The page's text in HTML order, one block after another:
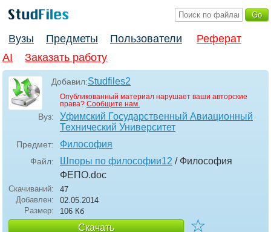
Вузы Предметы Пользователи
Реферат
AI
Заказать работу
Добавил:Studfiles2
Опубликованный материал нарушает ваши авторские
права? Сообщите нам.
Вуз:
Уфимский Государственный Авиационный
Технический Университет
Предмет: Философия
Файл: Шпоры по философии12 / Философия
ФЕПО.doc
Скачиваний:
47
Добавлен:
02.05.2014
Размер:
106 Кб
Скачать ☆